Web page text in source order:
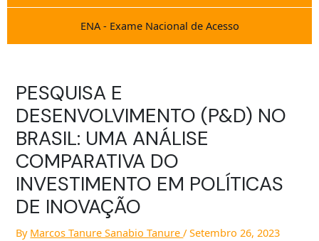
ENA - Exame Nacional de Acesso
PESQUISA E
DESENVOLVIMENTO (P&D) NO
BRASIL: UMA ANÁLISE
COMPARATIVA DO
INVESTIMENTO EM POLÍTICAS
DE INOVAÇÃO
By Marcos Tanure Sanabio Tanure/Setembro 26, 2023